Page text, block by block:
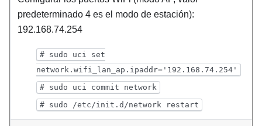
predeterminado 4 es el modo de estación):
192.168.74.254
# sudo uci set
network.wifi_lan_ap.ipaddr='192.168.74.254'
# sudo uci commit network
# sudo /etc/init.d/network restart